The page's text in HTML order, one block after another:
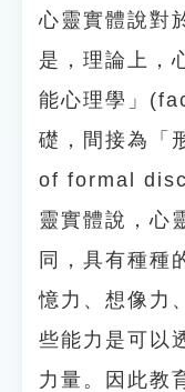
心靈實體說對
是，理論上，
能心理學」
礎，間接為「
of formal
靈實體說，心
同，具有種種
憶力、想像力
些能力是可以
力量。因此教